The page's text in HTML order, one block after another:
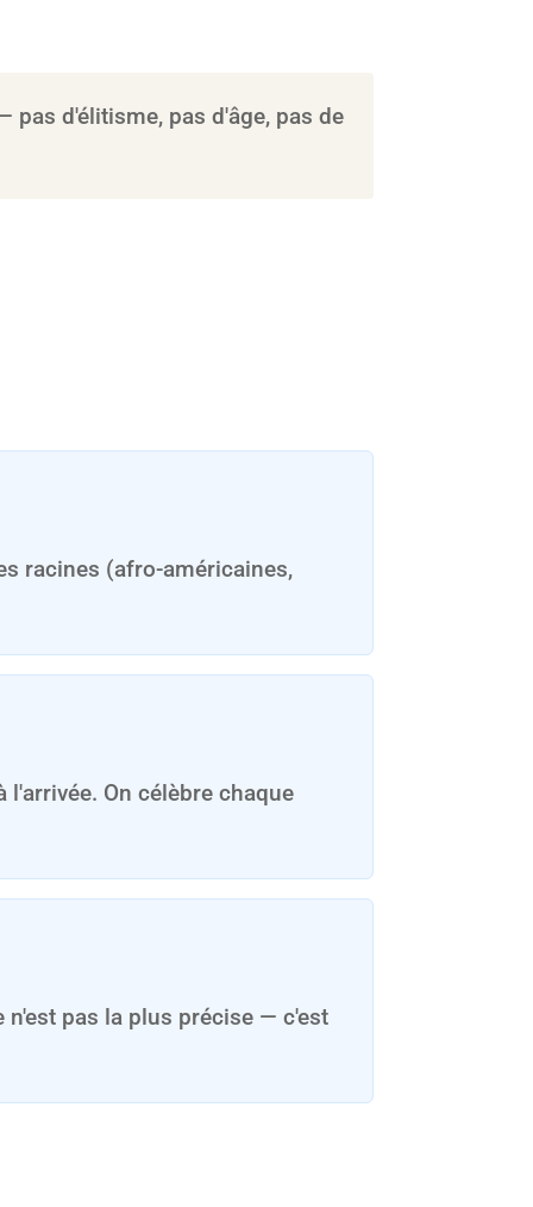
pas d'élitisme, pas d'âge, pas de
racines (afro-américaines,
l'arrivée. On célèbre chaque
n'est pas la plus précise — c'est